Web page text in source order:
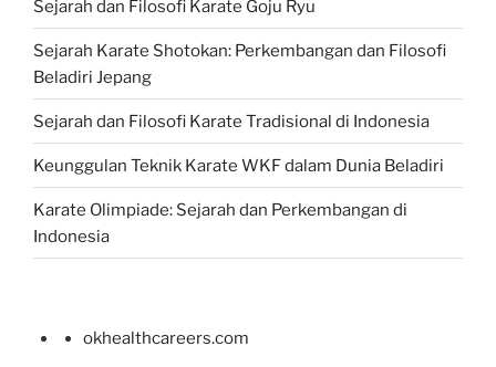
Sejarah dan Filosofi Karate Goju Ryu
Sejarah Karate Shotokan: Perkembangan dan Filosofi
Beladiri Jepang
Sejarah dan Filosofi Karate Tradisional di Indonesia
Keunggulan Teknik Karate WKF dalam Dunia Beladiri
Karate Olimpiade: Sejarah dan Perkembangan di
Indonesia
okhealthcareers.com